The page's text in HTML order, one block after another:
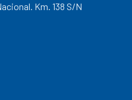
Km. 138 S/N